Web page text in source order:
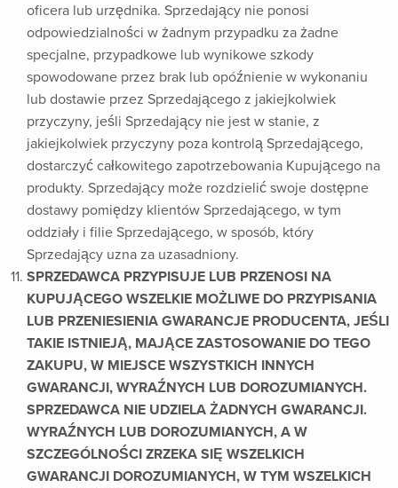
oficera lub urzędnika. Sprzedający nie ponosi
odpowiedzialności w żadnym przypadku za żadne
specjalne, przypadkowe lub wynikowe szkody
spowodowane przez brak lub opóźnienie w wykonaniu
lub dostawie przez Sprzedającego z jakiejkolwiek
przyczyny, jeśli Sprzedający nie jest w stanie, z
jakiejkolwiek przyczyny poza kontrolą Sprzedającego,
dostarczyć całkowitego zapotrzebowania Kupującego na
produkty. Sprzedający może rozdzielić swoje dostępne
dostawy pomiędzy klientów Sprzedającego, w tym
oddziały i filie Sprzedającego, w sposób, który
Sprzedający uzna za uzasadniony.
SPRZEDAWCA PRZYPISUJE LUB PRZENOSI NA
KUPUJĄCEGO WSZELKIE MOŻLIWE DO PRZYPISANIA
LUB PRZENIESIENIA GWARANCJE PRODUCENTA, JEŚLI
TAKIE ISTNIEJĄ, MAJĄCE ZASTOSOWANIE DO TEGO
ZAKUPU, W MIEJSCE WSZYSTKICH INNYCH
GWARANCJI, WYRAŹNYCH LUB DOROZUMIANYCH.
SPRZEDAWCA NIE UDZIELA ŻADNYCH GWARANCJI.
WYRAŹNYCH LUB DOROZUMIANYCH, A W
SZCZEGÓLNOŚCI ZRZEKA SIĘ WSZELKICH
GWARANCJI DOROZUMIANYCH, W TYM WSZELKICH